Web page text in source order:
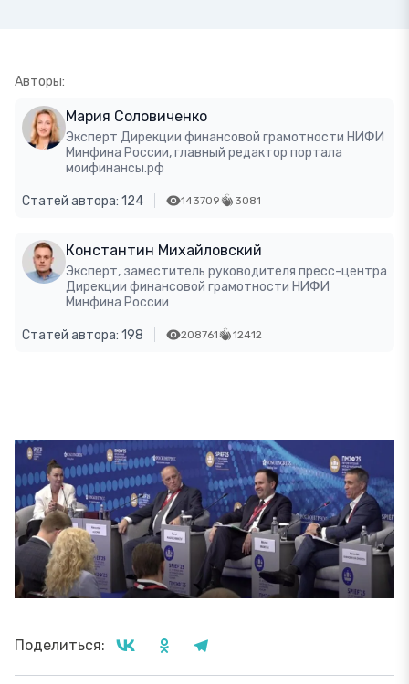
Авторы:
Мария Соловиченко
Эксперт Дирекции финансовой грамотности НИФИ
Минфина России, главный редактор портала
моифинансы.рф
Статей автора: 124 143709 3081
Константин Михайловский
Эксперт, заместитель руководителя пресс-центра
Дирекции финансовой грамотности НИФИ
Минфина России
Статей автора: 198 208761 12412
Поделиться: